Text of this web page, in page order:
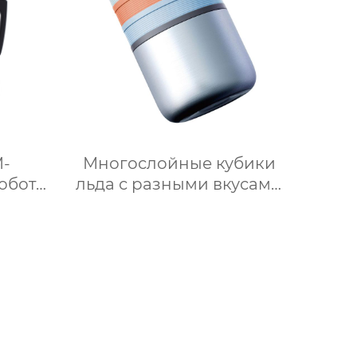
Многослойные кубики
льда с разными вкусами